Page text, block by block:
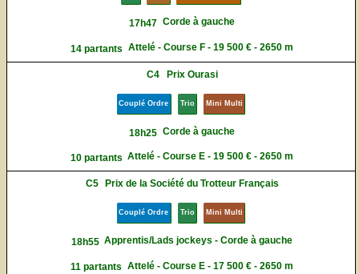
17h47 Corde à gauche
14 partants Attelé - Course F - 19 500 € - 2650 m
C4 Prix Ourasi
Couplé Ordre Trio Mini Multi
18h25 Corde à gauche
10 partants Attelé - Course E - 19 500 € - 2650 m
C5 Prix de la Société du Trotteur Français
Couplé Ordre Trio Mini Multi
18h55 Apprentis/Lads jockeys - Corde à gauche
11 partants Attelé - Course E - 17 500 € - 2650 m